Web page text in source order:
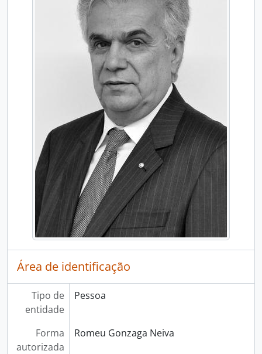
Área de identificação
Tipo de
entidade
Pessoa
Forma
autorizada
Romeu Gonzaga Neiva